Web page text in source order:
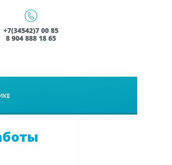
+7(34542)7 00 85
8 904 888 18 65